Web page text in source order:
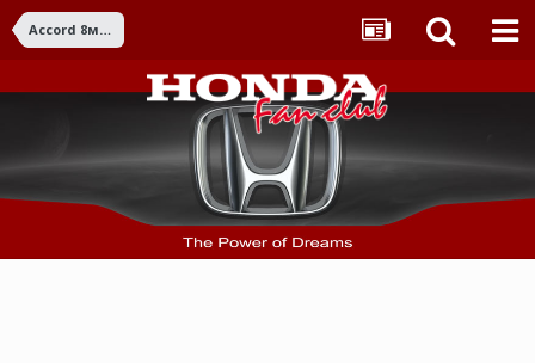
Accord 8ма ген. (2008-2015)